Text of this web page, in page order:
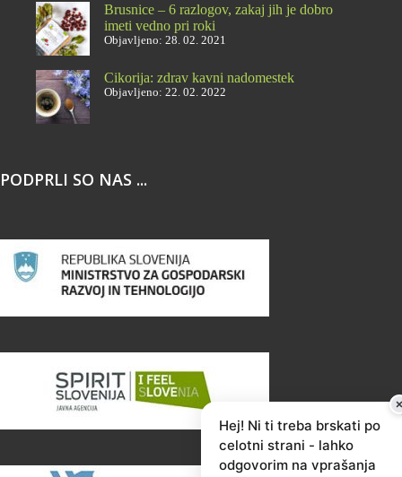
Brusnice – 6 razlogov, zakaj jih je dobro
imeti vedno pri roki
Objavljeno: 28. 02. 2021
Cikorija: zdrav kavni nadomestek
Objavljeno: 22. 02. 2022
PODPRLI SO NAS ...
Hej! Ni ti treba brskati po
celotni strani - lahko
odgovorim na vprašanja